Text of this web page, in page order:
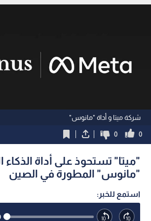
شركة ميتا و أداة "مانوس"
0
0
"ميتا" تستحوذ على أداة
"مانوس" المطورة في الصين
استمع للخبر: